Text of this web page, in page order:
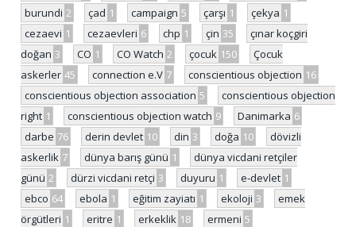
burundi 2 çad 1 campaign 5 çarşı 1 çekya 1
cezaevi 1 cezaevleri 6 chp 1 çin 35
çınar koçgiri
doğan 3 CO 1 CO Watch 2 çocuk 150
Çocuk
askerler 45 connection e.V 7 conscientious objection 16
conscientious objection association 5
conscientious objection
right 1 conscientious objection watch 9 Danimarka 6
darbe 76 derin devlet 10 din 3 doğa 10
dövizli
askerlik 7 dünya barış günü 1
dünya vicdani retçiler
günü 2 dürzi vicdani retçi 3 duyuru 1 e-devlet 1
ebco 64 ebola 1 eğitim zayiatı 1 ekoloji 3
emek
örgütleri 1 eritre 1 erkeklik 18 ermeni 5